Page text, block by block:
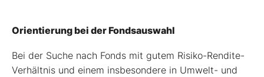
Orientierung bei der Fondsauswahl
Bei der Suche nach Fonds mit gutem Risiko-Rendite-
Verhältnis und einem insbesondere in Umwelt- und